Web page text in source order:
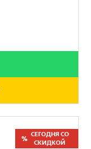
СЕГОДНЯ СО
СКИДКОЙ